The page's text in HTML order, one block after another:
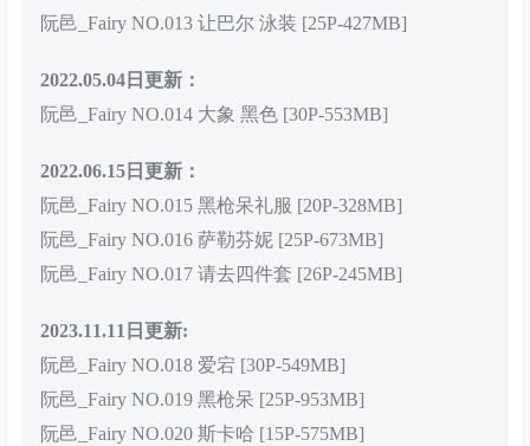
阮邑_Fairy NO.013 让巴尔 泳装 [25P-427MB]
2022.05.04日更新：
阮邑_Fairy NO.014 大象 黑色 [30P-553MB]
2022.06.15日更新：
阮邑_Fairy NO.015 黑枪呆礼服 [20P-328MB]
阮邑_Fairy NO.016 萨勒芬妮 [25P-673MB]
阮邑_Fairy NO.017 请去四件套 [26P-245MB]
2023.11.11日更新:
阮邑_Fairy NO.018 爱宕 [30P-549MB]
阮邑_Fairy NO.019 黑枪呆 [25P-953MB]
阮邑_Fairy NO.020 斯卡哈 [15P-575MB]